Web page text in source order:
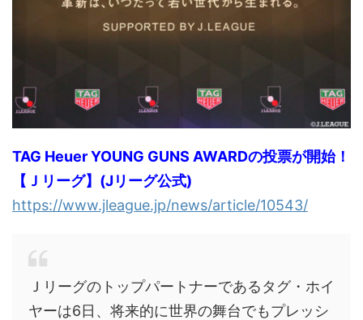
TAG Heuer YOUNG GUNS AWARDの投票が開始！
【Ｊリーグ】(Jリーグ公式)
https://www.jleague.jp/news/article/10543/
Ｊリーグのトップパートナーであるタグ・ホイ
ヤーは6日、将来的に世界の舞台でもプレッシ